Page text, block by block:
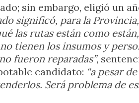
sin embargo, eligió un
significó, para la
las rutas están como
tienen los insumos y
fueron reparadas”,
candidato: “a pesar
Será problema de